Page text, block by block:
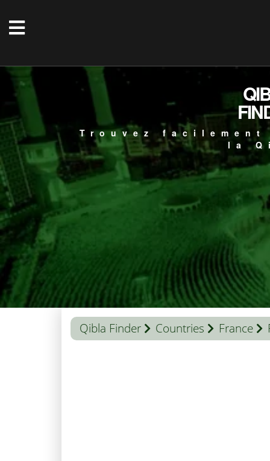
Trouvez
la
Qibla Finder Countries France